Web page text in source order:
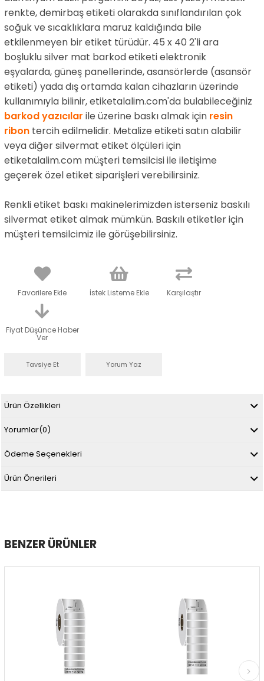
renkte, demirbaş etiketi olarakda sınıflandırılan çok
soğuk ve sıcaklıklara maruz kaldığında bile
etkilenmeyen bir etiket türüdür. 45 x 40 2'li ara
boşluklu silver mat barkod etiketi elektronik
eşyalarda, güneş panellerinde, asansörlerde (asansör
etiketi) yada dış ortamda kalan cihazların üzerinde
kullanımıyla bilinir, etiketalalim.com'da bulabileceğiniz
barkod yazıcılar ile üzerine baskı almak için resin
ribontercih edilmelidir. Metalize etiketi satın alabilir
veya diğer silvermat etiket ölçüleri için
etiketalalim.com müşteri temsilcisi ile iletişime
geçerek özel etiket siparişleri verebilirsiniz.
Renkli etiket baskı makinelerimizden isterseniz baskılı
silvermat etiket almak mümkün. Baskılı etiketler için
müşteri temsilcimiz ile görüşebilirsiniz.
Favorilere Ekle İstek Listeme Ekle Karşılaştır
Fiyat Düşünce Haber
Ver
Tavsiye Et Yorum Yaz
Ürün Özellikleri
Yorumlar(0)
Ödeme Seçenekleri
Ürün Önerileri
BENZER ÜRÜNLER